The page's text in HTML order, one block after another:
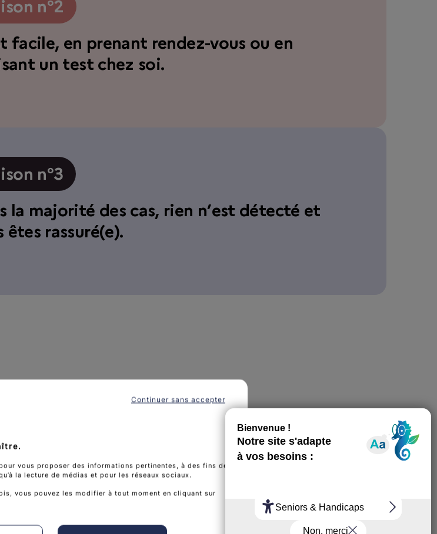
n°2
facile, en prenant rendez-vous ou en
un test chez soi.
n°3
la majorité des cas, rien n’est détecté et
êtes rassuré(e).
vous proposer des informations pertinentes, à des fins de
la lecture de médias et pour les réseaux sociaux.
vous pouvez les modifier à tout moment en cliquant sur
Continuer sans accepter